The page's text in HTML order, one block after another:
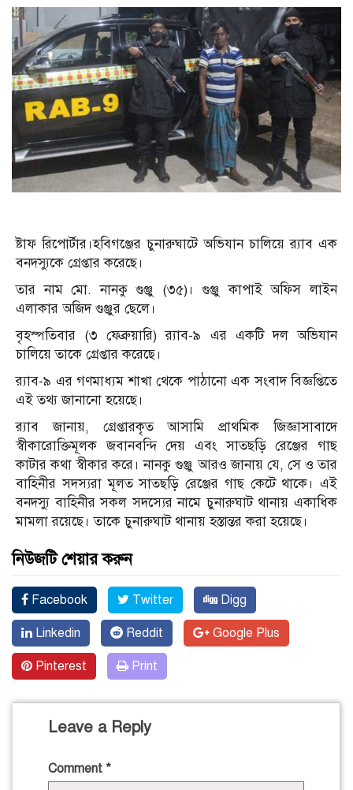
ষ্টাফ রিপোর্টার।হবিগঞ্জের চুনারুঘাটে অভিযান চালিয়ে র‌্যাব এক
বনদস্যুকে গ্রেপ্তার করেছে।
তার নাম মো. নানকু গুঞ্জু (৩৫)। গুঞ্জু কাপাই অফিস লাইন
এলাকার অজিদ গুঞ্জুর ছেলে।
বৃহস্পতিবার (৩ ফেব্রুয়ারি) র‌্যাব-৯ এর একটি দল অভিযান
চালিয়ে তাকে গ্রেপ্তার করেছে।
র‌্যাব-৯ এর গণমাধ্যম শাখা থেকে পাঠানো এক সংবাদ বিজ্ঞপ্তিতে
এই তথ্য জানানো হয়েছে।
র‌্যাব জানায়, গ্রেপ্তারকৃত আসামি প্রাথমিক জিজ্ঞাসাবাদে
স্বীকারোক্তিমূলক জবানবন্দি দেয় এবং সাতছড়ি রেঞ্জের গাছ
কাটার কথা স্বীকার করে। নানকু গুঞ্জু আরও জানায় যে, সে ও তার
বাহিনীর সদস্যরা মূলত সাতছড়ি রেঞ্জের গাছ কেটে থাকে। এই
বনদস্যু বাহিনীর সকল সদস্যের নামে চুনারুঘাট থানায় একাধিক
মামলা রয়েছে। তাকে চুনারুঘাট থানায় হস্তান্তর করা হয়েছে।
নিউজটি শেয়ার করুন
Facebook Twitter Digg
Linkedin Reddit Google Plus
Pinterest Print
Leave a Reply
Comment *